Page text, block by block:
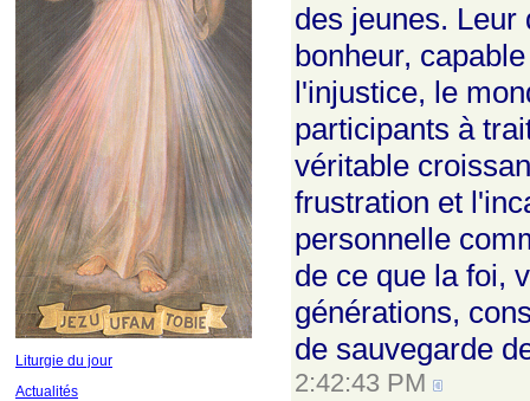
Liturgie du jour
Actualités
des jeunes.
bonheur,
l'injustice, le
participants à
véritable
frustration et
personnelle
de ce que la foi,
générations,
de sauvegarde
2:42:43 PM